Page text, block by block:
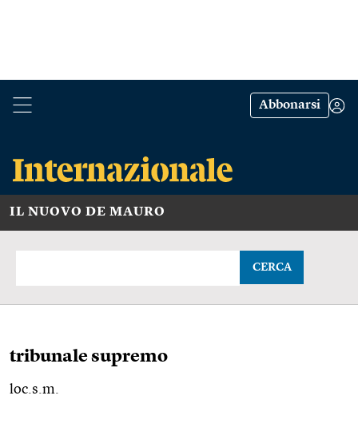
Abbonarsi
IL NUOVO DE MAURO
CERCA
tribunale supremo
loc.s.m.